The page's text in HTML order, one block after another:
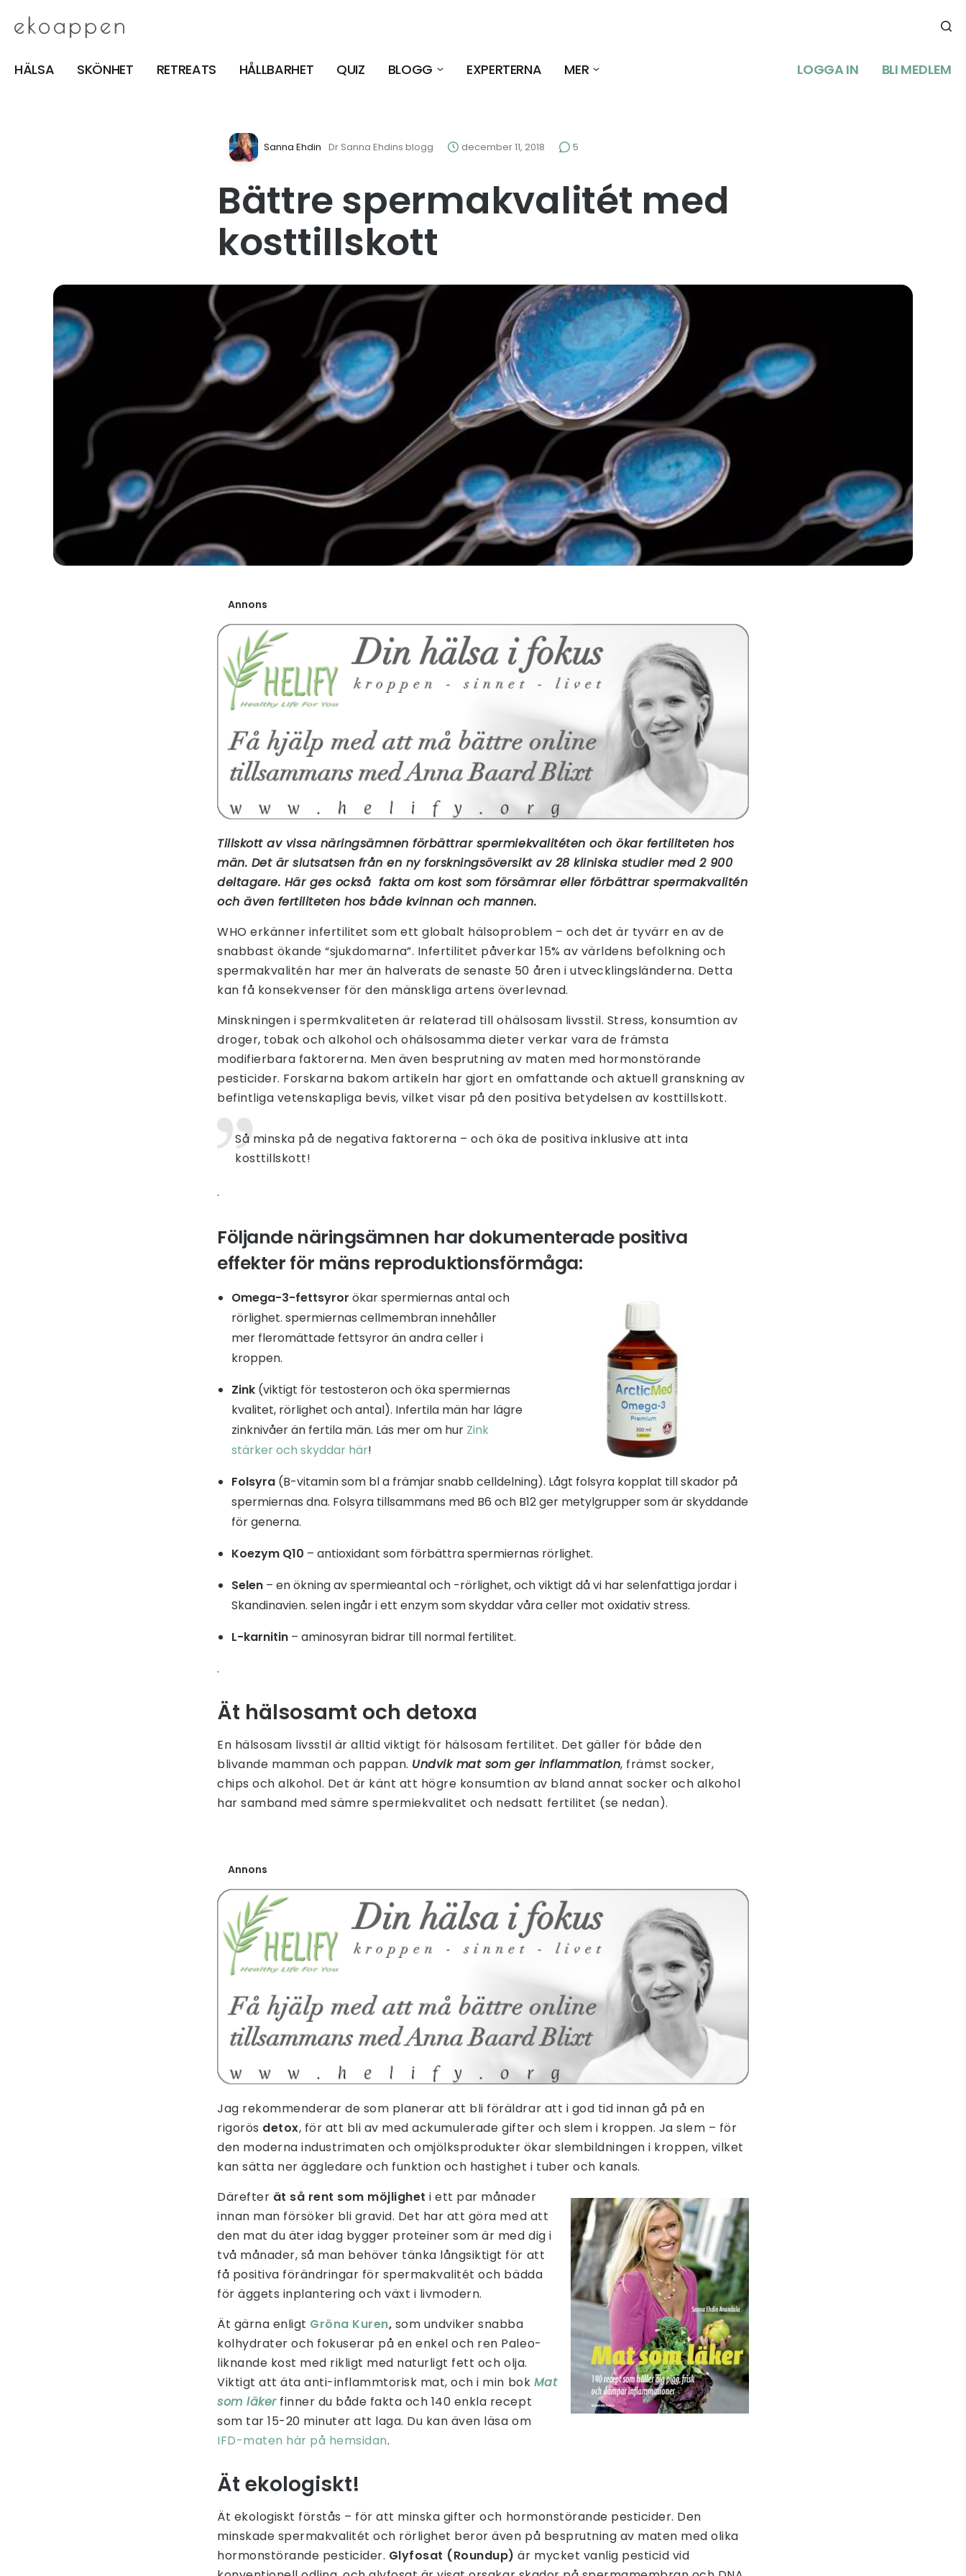
HÄLSA SKÖNHET RETREATS HÅLLBARHET QUIZ BLOGG EXPERTERNA MER LOGGA IN BLI MEDLEM
Sanna Ehdin Dr Sanna Ehdins blogg december 11, 2018 5
Bättre spermakvalitét med
kosttillskott
Annons
Tillskott av vissa näringsämnen förbättrar spermiekvalitéten och ökar fertiliteten hos
män. Det är slutsatsen från en ny forskningsöversikt av 28 kliniska studier med 2 900
deltagare. Här ges också fakta om kost som försämrar eller förbättrar spermakvalitén
och även fertiliteten hos både kvinnan och mannen.
WHO erkänner infertilitet som ett globalt hälsoproblem – och det är tyvärr en av de
snabbast ökande “sjukdomarna”. Infertilitet påverkar 15% av världens befolkning och
spermakvalitén har mer än halverats de senaste 50 åren i utvecklingsländerna. Detta
kan få konsekvenser för den mänskliga artens överlevnad.
Minskningen i spermkvaliteten är relaterad till ohälsosam livsstil. Stress, konsumtion av
droger, tobak och alkohol och ohälsosamma dieter verkar vara de främsta
modifierbara faktorerna. Men även besprutning av maten med hormonstörande
pesticider. Forskarna bakom artikeln har gjort en omfattande och aktuell granskning av
befintliga vetenskapliga bevis, vilket visar på den positiva betydelsen av kosttillskott.
Så minska på de negativa faktorerna – och öka de positiva inklusive att inta
kosttillskott!
.
Följande näringsämnen har dokumenterade positiva
effekter för mäns reproduktionsförmåga:
Omega-3-fettsyror ökar spermiernas antal och
rörlighet. spermiernas cellmembran innehåller
mer fleromättade fettsyror än andra celler i
kroppen.
Zink (viktigt för testosteron och öka spermiernas
kvalitet, rörlighet och antal). Infertila män har lägre
zinknivåer än fertila män. Läs mer om hur Zink
stärker och skyddar här!
Folsyra (B-vitamin som bl a främjar snabb celldelning). Lågt folsyra kopplat till skador på
spermiernas dna. Folsyra tillsammans med B6 och B12 ger metylgrupper som är skyddande
för generna.
Koezym Q10 – antioxidant som förbättra spermiernas rörlighet.
Selen – en ökning av spermieantal och -rörlighet, och viktigt då vi har selenfattiga jordar i
Skandinavien. selen ingår i ett enzym som skyddar våra celler mot oxidativ stress.
L-karnitin – aminosyran bidrar till normal fertilitet.
.
Ät hälsosamt och detoxa
En hälsosam livsstil är alltid viktigt för hälsosam fertilitet. Det gäller för både den
blivande mamman och pappan. Undvik mat som ger inflammation, främst socker,
chips och alkohol. Det är känt att högre konsumtion av bland annat socker och alkohol
har samband med sämre spermiekvalitet och nedsatt fertilitet (se nedan).
Annons
Jag rekommenderar de som planerar att bli föräldrar att i god tid innan gå på en
rigorös detox, för att bli av med ackumulerade gifter och slem i kroppen. Ja slem – för
den moderna industrimaten och omjölksprodukter ökar slembildningen i kroppen, vilket
kan sätta ner äggledare och funktion och hastighet i tuber och kanals.
Därefter ät så rent som möjlighet i ett par månader
innan man försöker bli gravid. Det har att göra med att
den mat du äter idag bygger proteiner som är med dig i
två månader, så man behöver tänka långsiktigt för att
få positiva förändringar för spermakvalitét och bädda
för äggets inplantering och växt i livmodern.
Ät gärna enligt Gröna Kuren, som undviker snabba
kolhydrater och fokuserar på en enkel och ren Paleo-
liknande kost med rikligt med naturligt fett och olja.
Viktigt att äta anti-inflammtorisk mat, och i min bok Mat
som läker finner du både fakta och 140 enkla recept
som tar 15-20 minuter att laga. Du kan även läsa om
IFD-maten här på hemsidan.
Ät ekologiskt!
Ät ekologiskt förstås – för att minska gifter och hormonstörande pesticider. Den
minskade spermakvalitét och rörlighet beror även på besprutning av maten med olika
hormonstörande pesticider. Glyfosat (Roundup) är mycket vanlig pesticid vid